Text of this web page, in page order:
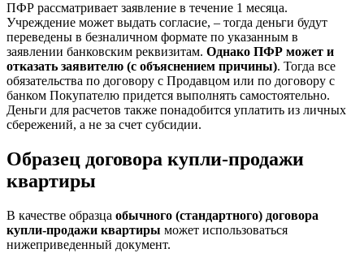
ПФР рассматривает заявление в течение 1 месяца.
Учреждение может выдать согласие, – тогда деньги будут
переведены в безналичном формате по указанным в
заявлении банковским реквизитам. Однако ПФР может и
отказать заявителю (с объяснением причины). Тогда все
обязательства по договору с Продавцом или по договору с
банком Покупателю придется выполнять самостоятельно.
Деньги для расчетов также понадобится уплатить из личных
сбережений, а не за счет субсидии.
Образец договора купли-продажи
квартиры
В качестве образца обычного (стандартного) договора
купли-продажи квартиры может использоваться
нижеприведенный документ.